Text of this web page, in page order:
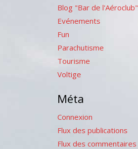
Blog "Bar de l'Aéroclub"
Evénements
Fun
Parachutisme
Tourisme
Voltige
Méta
Connexion
Flux des publications
Flux des commentaires